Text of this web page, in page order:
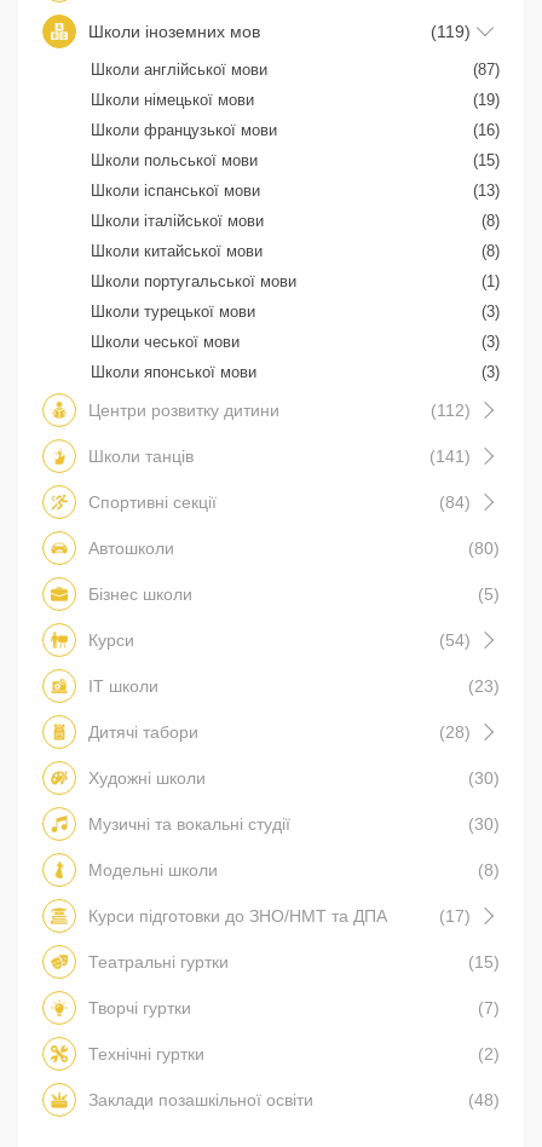
Школи іноземних мов (119)
Школи англійської мови
(87)
Школи німецької мови
(19)
Школи французької мови
(16)
Школи польської мови
(15)
Школи іспанської мови
(13)
Школи італійської мови
(8)
Школи китайської мови
(8)
Школи португальської мови
(1)
Школи турецької мови
(3)
Школи чеської мови
(3)
Школи японської мови
(3)
Центри розвитку дитини (112)
Школи танців (141)
Спортивні секції (84)
Автошколи (80)
Бізнес школи (5)
Курси (54)
IT школи (23)
Дитячі табори (28)
Художні школи (30)
Музичні та вокальні студії (30)
Модельні школи (8)
Курси підготовки до ЗНО/НМТ та ДПА (17)
Театральні гуртки (15)
Творчі гуртки (7)
Технічні гуртки (2)
Заклади позашкільної освіти (48)